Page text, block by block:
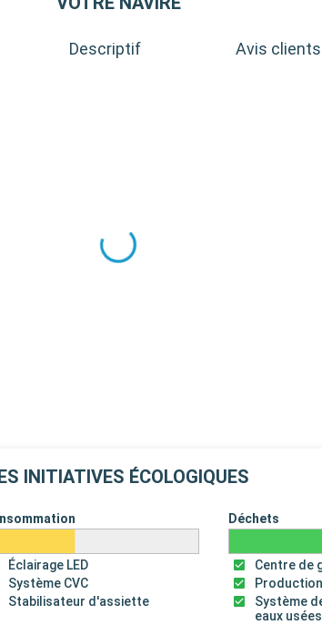
Descriptif Avis clients
INITIATIVES ÉCOLOGIQUES
Éclairage LED
Système CVC
Stabilisateur d'assiette
Déchets
Centre de
Système
eaux usées